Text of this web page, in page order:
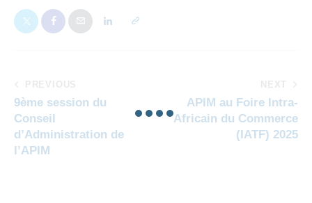
9ème session du
Conseil
d’Administration de
l’APIM
APIM au Foire Intra-
Africain du Commerce
(IATF) 2025